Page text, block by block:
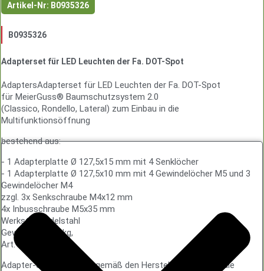
Artikel-Nr: B0935326
B0935326
Adapterset für LED Leuchten der Fa. DOT-Spot
AdaptersAdapterset für LED Leuchten der Fa. DOT-Spot
für MeierGuss® Baumschutzsystem 2.0
(Classico, Rondello, Lateral) zum Einbau in die
Multifunktionsöffnung
bestehend aus:
- 1 Adapterplatte Ø 127,5x15 mm mit 4 Senklöcher
- 1 Adapterplatte Ø 127,5x10 mm mit 4 Gewindelöcher M5 und 3
Gewindelöcher M4
zzgl. 3x Senkschraube M4x12 mm
4x Inbusschraube M5x35 mm
Werkstoff Edelstahl
Gewicht ca. 1,4 kg,
Art. Nr. B0935326
Adapter-Set liefern und gemäß den Herstellerangaben in die